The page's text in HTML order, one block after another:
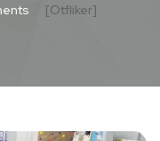
[otfliker]